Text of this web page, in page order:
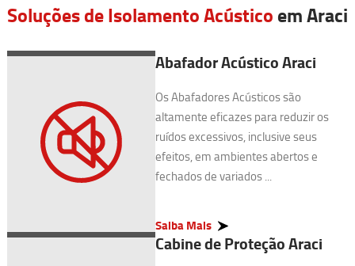
Soluções de Isolamento Acústico em Araci
Abafador Acústico Araci
Os Abafadores Acústicos são
altamente eficazes para reduzir os
ruídos excessivos, inclusive seus
efeitos, em ambientes abertos e
fechados de variados ...
Saiba Mais
Cabine de Proteção Araci